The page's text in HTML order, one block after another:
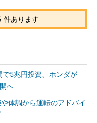
件あります
で5兆円投資、ホンダが
へ
体調から運転のアドバイ